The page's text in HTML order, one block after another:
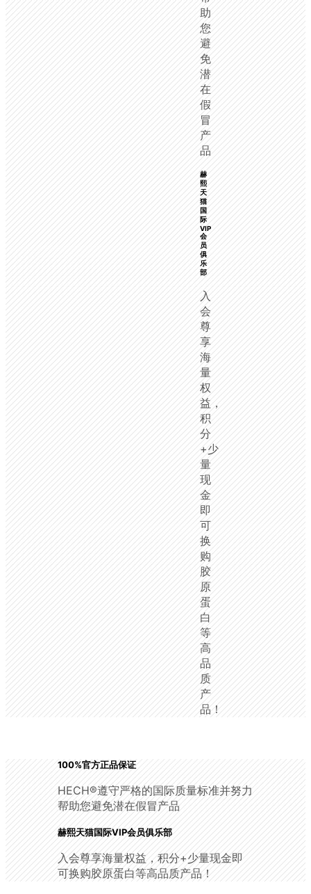
助
您
避
免
潜
在
假
冒
产
品
赫
熙
天
猫
国
际
VIP
会
员
俱
乐
部
入
会
尊
享
海
量
权
益，
积
分
+少
量
现
金
即
可
换
购
胶
原
蛋
白
等
高
品
质
产
品！
100%官方正品保证
HECH®遵守严格的国际质量标准并努力
帮助您避免潜在假冒产品
赫熙天猫国际VIP会员俱乐部
入会尊享海量权益，积分+少量现金即
可换购胶原蛋白等高品质产品！